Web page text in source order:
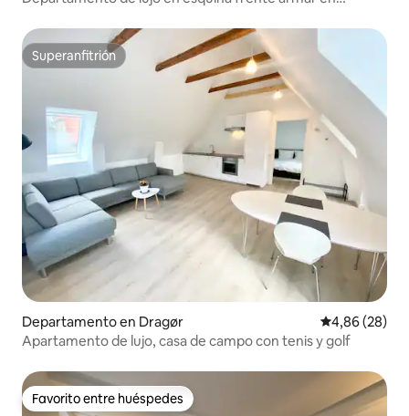
Superanfitrión
Superanfitrión
Departamento en Dragør Calificación
4,86 (28)
Apartamento de lujo, casa de campo con tenis y golf
Favorito entre huéspedes
Favorito entre huéspedes